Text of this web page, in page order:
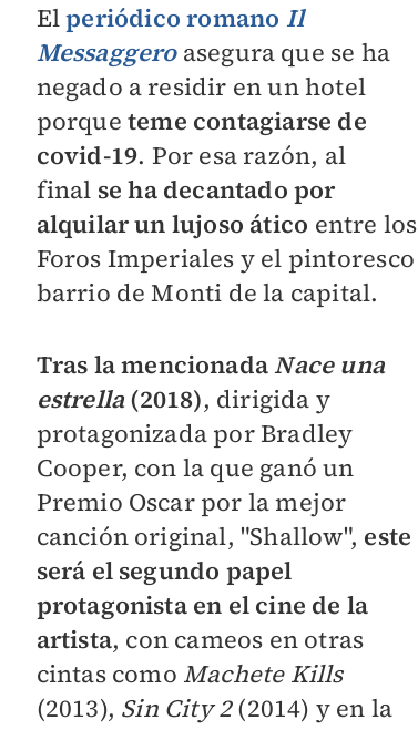
Elperiódico romano Il
Messaggeroasegura que se ha
negado a residir en un hotel
porque teme contagiarse de
covid-19. Por esa razón, al
final se ha decantado por
alquilar un lujoso ático entre los
Foros Imperiales y el pintoresco
barrio de Monti de la capital.
Tras la mencionadaNace una
estrella(2018), dirigida y
protagonizada por Bradley
Cooper, con la que ganó un
Premio Oscar por la mejor
canción original, "Shallow", este
será el segundo papel
protagonista en el cine de la
artista, con cameos en otras
cintas como Machete Kills
(2013), Sin City 2(2014) y en la